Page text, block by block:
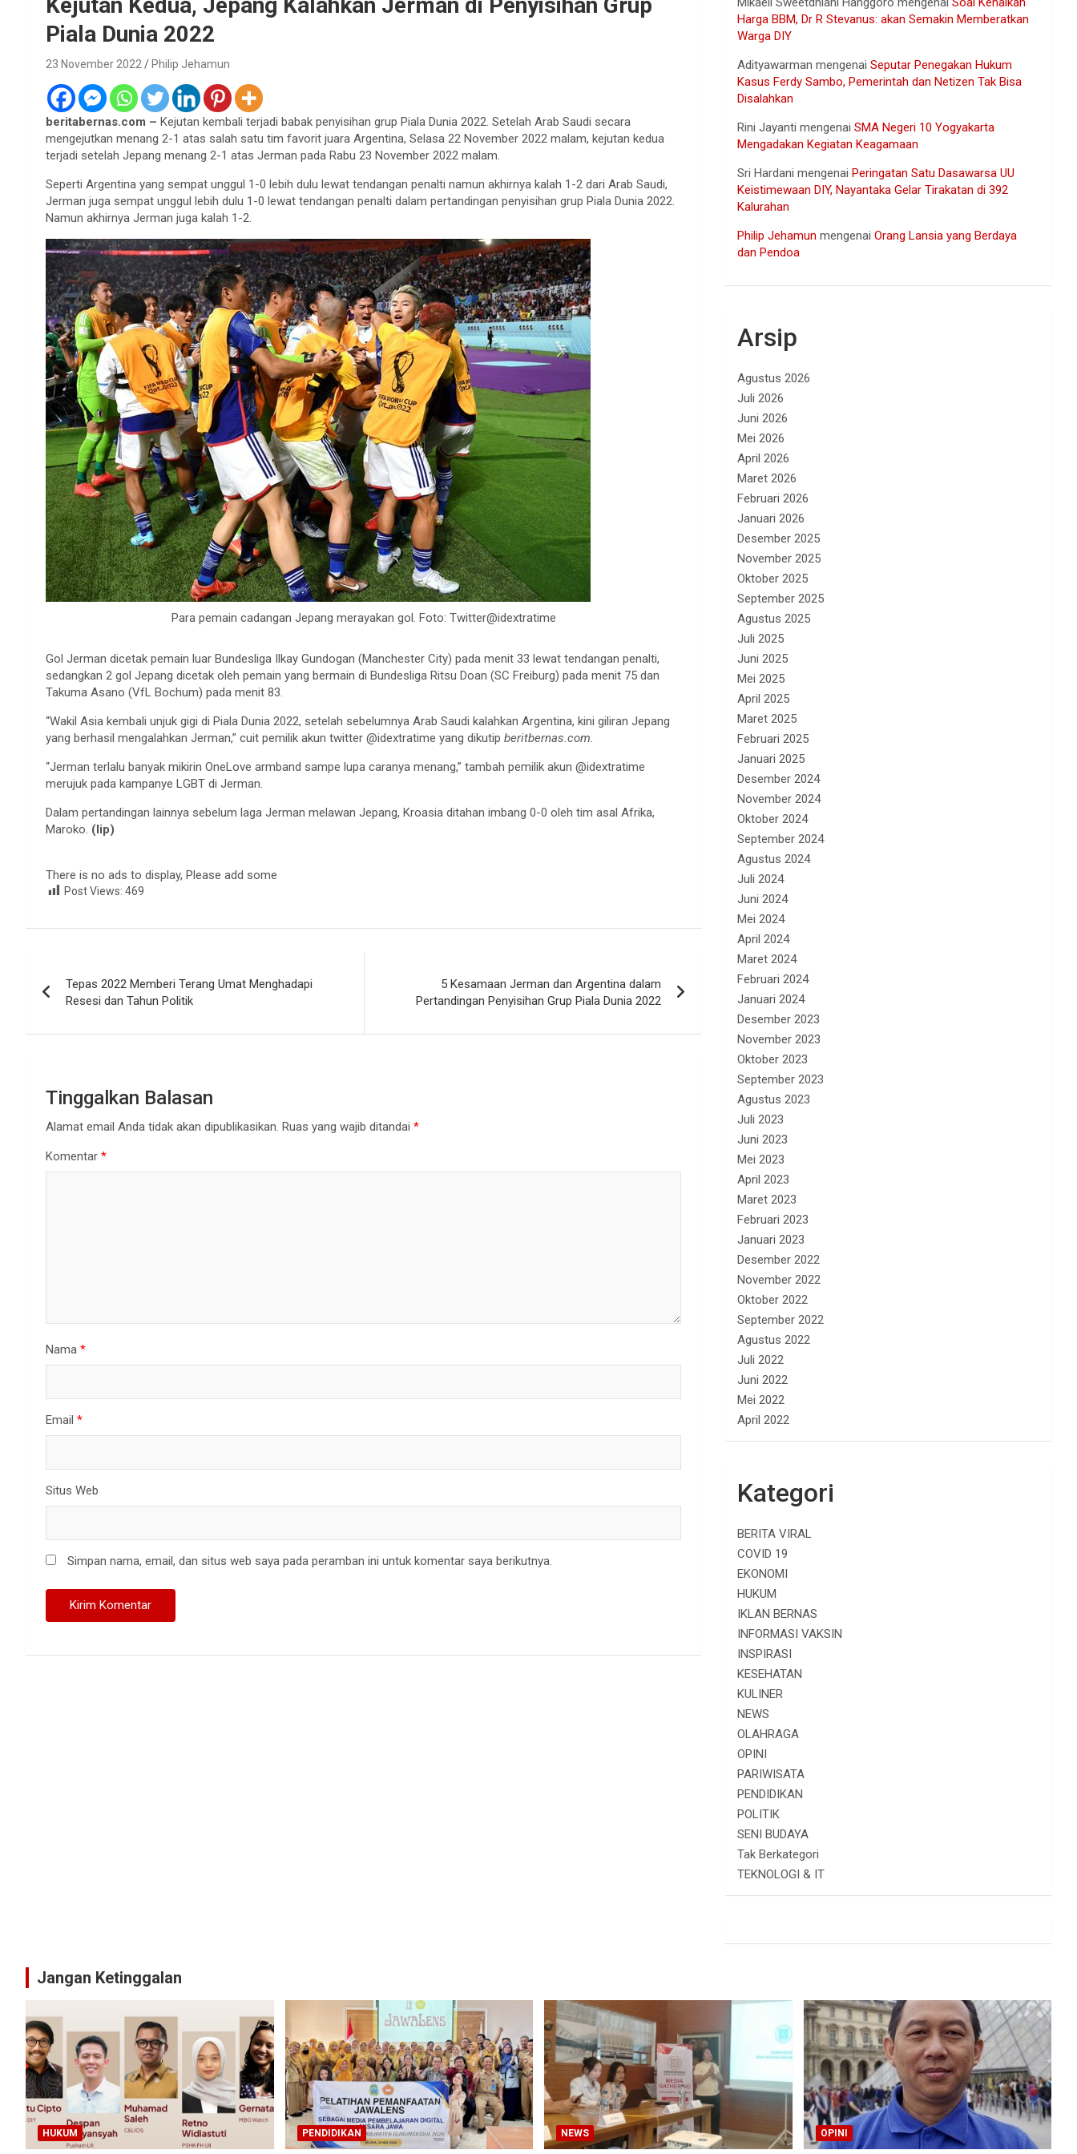
Piala Dunia 2022
23 November 2022 Philip Jehamun
beritabernas.com – Kejutan kembali terjadi babak penyisihan grup Piala Dunia 2022. Setelah Arab Saudi secara
mengejutkan menang 2-1 atas salah satu tim favorit juara Argentina, Selasa 22 November 2022 malam, kejutan kedua
terjadi setelah Jepang menang 2-1 atas Jerman pada Rabu 23 November 2022 malam.
Seperti Argentina yang sempat unggul 1-0 lebih dulu lewat tendangan penalti namun akhirnya kalah 1-2 dari Arab Saudi,
Jerman juga sempat unggul lebih dulu 1-0 lewat tendangan penalti dalam pertandingan penyisihan grup Piala Dunia 2022.
Namun akhirnya Jerman juga kalah 1-2.
Para pemain cadangan Jepang merayakan gol. Foto: Twitter@idextratime
Gol Jerman dicetak pemain luar Bundesliga Ilkay Gundogan (Manchester City) pada menit 33 lewat tendangan penalti,
sedangkan 2 gol Jepang dicetak oleh pemain yang bermain di Bundesliga Ritsu Doan (SC Freiburg) pada menit 75 dan
Takuma Asano (VfL Bochum) pada menit 83.
“Wakil Asia kembali unjuk gigi di Piala Dunia 2022, setelah sebelumnya Arab Saudi kalahkan Argentina, kini giliran Jepang
yang berhasil mengalahkan Jerman,” cuit pemilik akun twitter @idextratime yang dikutip beritbernas.com.
“Jerman terlalu banyak mikirin OneLove armband sampe lupa caranya menang,” tambah pemilik akun @idextratime
merujuk pada kampanye LGBT di Jerman.
Dalam pertandingan lainnya sebelum laga Jerman melawan Jepang, Kroasia ditahan imbang 0-0 oleh tim asal Afrika,
Maroko. (lip)
There is no ads to display, Please add some
Post Views: 469
pos
Tepas 2022 Memberi Terang Umat Menghadapi
Resesi dan Tahun Politik
5 Kesamaan Jerman dan Argentina dalam
Pertandingan Penyisihan Grup Piala Dunia 2022
Tinggalkan Balasan
Alamat email Anda tidak akan dipublikasikan. Ruas yang wajib ditandai *
Komentar *
Nama *
Email *
Situs Web
Simpan nama, email, dan situs web saya pada peramban ini untuk komentar saya berikutnya.
Harga BBM, Dr R Stevanus: akan Semakin Memberatkan
Warga DIY
Adityawarman mengenaiSeputar Penegakan Hukum
Kasus Ferdy Sambo, Pemerintah dan Netizen Tak Bisa
Disalahkan
Rini Jayanti mengenaiSMA Negeri 10 Yogyakarta
Mengadakan Kegiatan Keagamaan
Sri Hardani mengenaiPeringatan Satu Dasawarsa UU
Keistimewaan DIY, Nayantaka Gelar Tirakatan di 392
Kalurahan
Philip Jehamun mengenaiOrang Lansia yang Berdaya
dan Pendoa
Arsip
Agustus 2026
Juli 2026
Juni 2026
Mei 2026
April 2026
Maret 2026
Februari 2026
Januari 2026
Desember 2025
November 2025
Oktober 2025
September 2025
Agustus 2025
Juli 2025
Juni 2025
Mei 2025
April 2025
Maret 2025
Februari 2025
Januari 2025
Desember 2024
November 2024
Oktober 2024
September 2024
Agustus 2024
Juli 2024
Juni 2024
Mei 2024
April 2024
Maret 2024
Februari 2024
Januari 2024
Desember 2023
November 2023
Oktober 2023
September 2023
Agustus 2023
Juli 2023
Juni 2023
Mei 2023
April 2023
Maret 2023
Februari 2023
Januari 2023
Desember 2022
November 2022
Oktober 2022
September 2022
Agustus 2022
Juli 2022
Juni 2022
Mei 2022
April 2022
Kategori
BERITA VIRAL
COVID 19
EKONOMI
HUKUM
IKLAN BERNAS
INFORMASI VAKSIN
INSPIRASI
KESEHATAN
KULINER
NEWS
OLAHRAGA
OPINI
PARIWISATA
PENDIDIKAN
POLITIK
SENI BUDAYA
Tak Berkategori
TEKNOLOGI & IT
Jangan Ketinggalan
HUKUM PENDIDIKAN NEWS OPINI